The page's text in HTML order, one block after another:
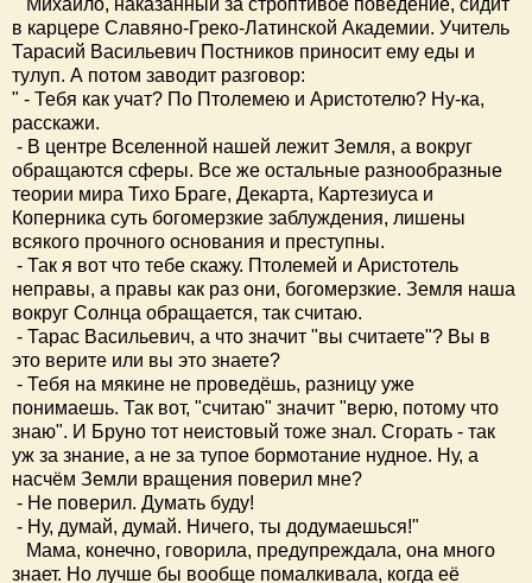
в карцере Славяно-Греко-Латинской Академии. Учитель
Тарасий Васильевич Постников приносит ему еды и
тулуп. А потом заводит разговор:
" - Тебя как учат? По Птолемею и Аристотелю? Ну-ка,
расскажи.
- В центре Вселенной нашей лежит Земля, а вокруг
обращаются сферы. Все же остальные разнообразные
теории мира Тихо Браге, Декарта, Картезиуса и
Коперника суть богомерзкие заблуждения, лишены
всякого прочного основания и преступны.
- Так я вот что тебе скажу. Птолемей и Аристотель
неправы, а правы как раз они, богомерзкие. Земля наша
вокруг Солнца обращается, так считаю.
- Тарас Васильевич, а что значит "вы считаете"? Вы в
это верите или вы это знаете?
- Тебя на мякине не проведёшь, разницу уже
понимаешь. Так вот, "считаю" значит "верю, потому что
знаю". И Бруно тот неистовый тоже знал. Сгорать - так
уж за знание, а не за тупое бормотание нудное. Ну, а
насчём Земли вращения поверил мне?
- Не поверил. Думать буду!
- Ну, думай, думай. Ничего, ты додумаешься!"
Мама, конечно, говорила, предупреждала, она много
знает. Но лучше бы вообще помалкивала, когда её